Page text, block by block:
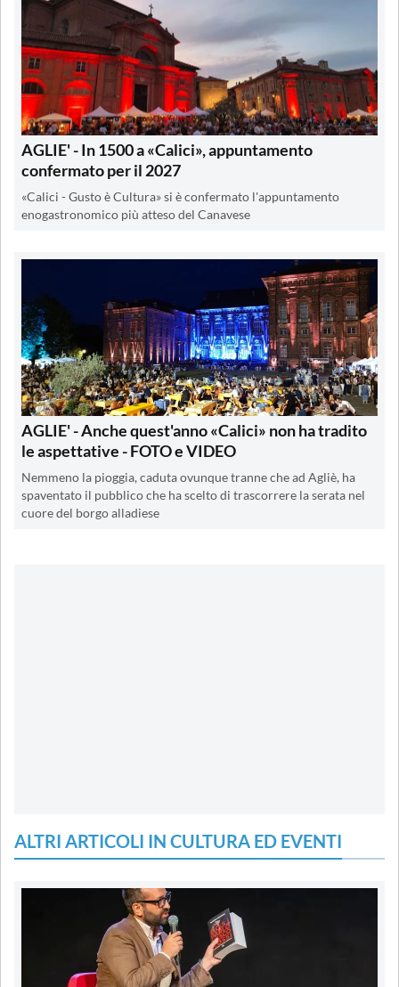
AGLIE' - In 1500 a «Calici», appuntamento
confermato per il 2027
«Calici - Gusto è Cultura» si è confermato l'appuntamento
enogastronomico più atteso del Canavese
AGLIE' - Anche quest'anno «Calici» non ha tradito
le aspettative - FOTO e VIDEO
Nemmeno la pioggia, caduta ovunque tranne che ad Agliè, ha
spaventato il pubblico che ha scelto di trascorrere la serata nel
cuore del borgo alladiese
ALTRI ARTICOLI IN CULTURA ED EVENTI